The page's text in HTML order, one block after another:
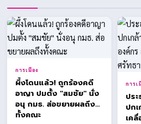
การเมือง
ผึ้งโดนแล้ว! ถูกร้องคดี
อาญา ปมตั้ง "สมชัย" นั่ง
อนุ กมธ. ส่อขยายผลถึง
ทั้งคณะ
การเ
ปร
ปก
เค